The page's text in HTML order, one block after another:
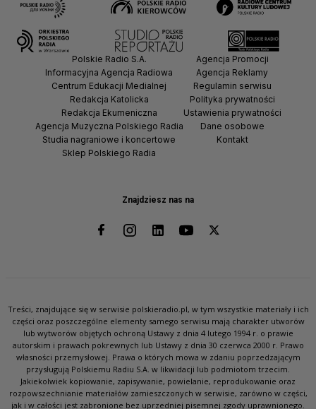
Znajdziesz nas na
Polskie Radio S.A.
Informacyjna Agencja Radiowa
Centrum Edukacji Medialnej
Redakcja Katolicka
Redakcja Ekumeniczna
Agencja Muzyczna Polskiego Radia
Studia nagraniowe i koncertowe
Sklep Polskiego Radia
Agencja Promocji
Agencja Reklamy
Regulamin serwisu
Polityka prywatności
Ustawienia prywatności
Dane osobowe
Kontakt
Treści, znajdujące się w serwisie polskieradio.pl, w tym wszystkie materiały i ich
części oraz poszczególne elementy samego serwisu mają charakter utworów
lub wytworów objętych ochroną Ustawy z dnia 4 lutego 1994 r. o prawie
autorskim i prawach pokrewnych lub Ustawy z dnia 30 czerwca 2000 r. Prawo
własności przemysłowej. Prawa o których mowa w zdaniu poprzedzającym
przysługują Polskiemu Radiu S.A. w likwidacji lub podmiotom trzecim.
Jakiekolwiek kopiowanie, zapisywanie, powielanie, reprodukowanie oraz
rozpowszechnianie materiałów zamieszczonych w serwisie, zarówno w części,
jak i w całości jest zabronione bez uprzedniej pisemnej zgody uprawnionego.